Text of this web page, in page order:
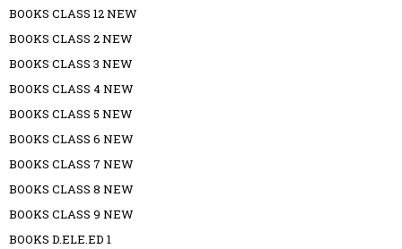
BOOKS CLASS 12 NEW
BOOKS CLASS 2 NEW
BOOKS CLASS 3 NEW
BOOKS CLASS 4 NEW
BOOKS CLASS 5 NEW
BOOKS CLASS 6 NEW
BOOKS CLASS 7 NEW
BOOKS CLASS 8 NEW
BOOKS CLASS 9 NEW
BOOKS D.ELE.ED 1